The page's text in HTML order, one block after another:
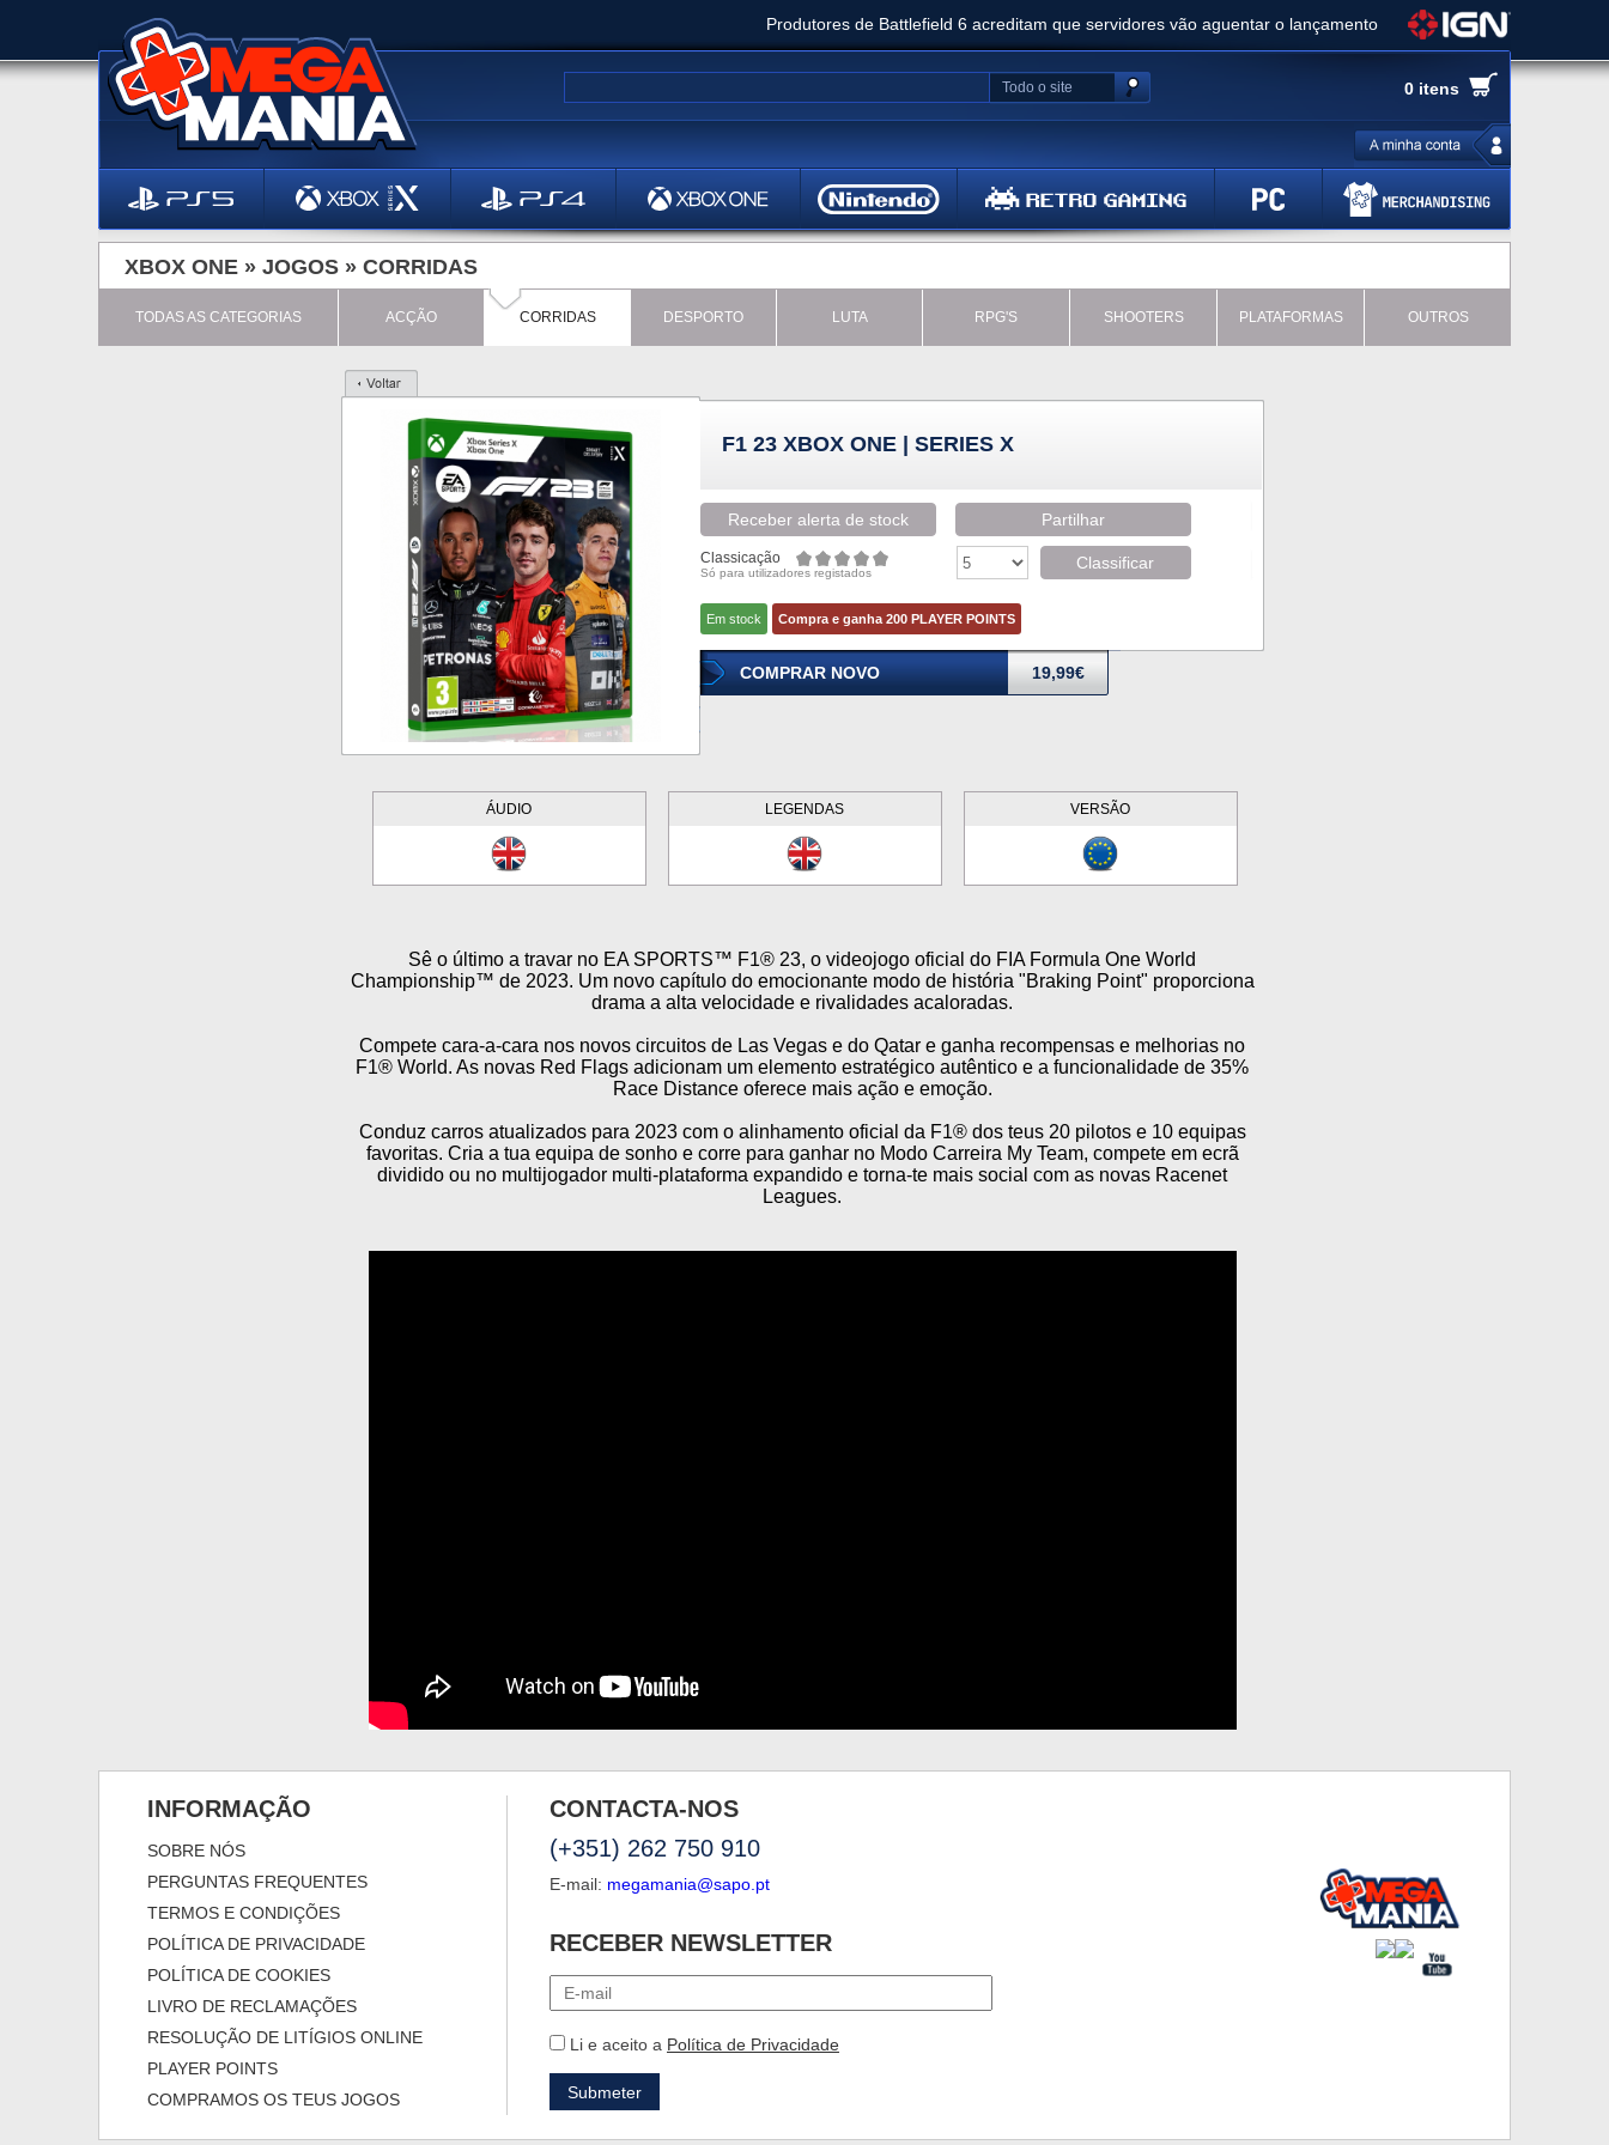
Produtores de Battlefield 6 acreditam que servidores vão aguentar o lançamento
Clair Obscur: Expedition 33 já vendeu 5 milhões de cópias e vai receber novo conteúdo
Ghost of Yotei - Análise
Metal Gear Solid Delta: Snake Eater - Análise
Bethesda anuncia livestream para o Fallout Day
0 itens
Todo o site
XBOX ONE » JOGOS » CORRIDAS
TODAS AS CATEGORIAS ACÇÃO CORRIDAS DESPORTO LUTA RPG'S SHOOTERS PLATAFORMAS OUTROS
F1 23 XBOX ONE | SERIES X
Receber alerta de stock Partilhar
Classicação
Só para utilizadores registados
Classificar
Em stock Compra e ganha 200 PLAYER POINTS
COMPRAR NOVO 19,99€
ÁUDIO LEGENDAS VERSÃO
Sê o último a travar no EA SPORTS™ F1® 23, o videojogo oficial do FIA Formula One World
Championship™ de 2023. Um novo capítulo do emocionante modo de história "Braking Point" proporciona
drama a alta velocidade e rivalidades acaloradas.
Compete cara-a-cara nos novos circuitos de Las Vegas e do Qatar e ganha recompensas e melhorias no
F1® World. As novas Red Flags adicionam um elemento estratégico autêntico e a funcionalidade de 35%
Race Distance oferece mais ação e emoção.
Conduz carros atualizados para 2023 com o alinhamento oficial da F1® dos teus 20 pilotos e 10 equipas
favoritas. Cria a tua equipa de sonho e corre para ganhar no Modo Carreira My Team, compete em ecrã
dividido ou no multijogador multi-plataforma expandido e torna-te mais social com as novas Racenet
Leagues.
INFORMAÇÃO
SOBRE NÓS
PERGUNTAS FREQUENTES
TERMOS E CONDIÇÕES
POLÍTICA DE PRIVACIDADE
POLÍTICA DE COOKIES
LIVRO DE RECLAMAÇÕES
RESOLUÇÃO DE LITÍGIOS ONLINE
PLAYER POINTS
COMPRAMOS OS TEUS JOGOS
CONTACTA-NOS
(+351) 262 750 910
E-mail: megamania@sapo.pt
RECEBER NEWSLETTER
Li e aceito a Política de Privacidade